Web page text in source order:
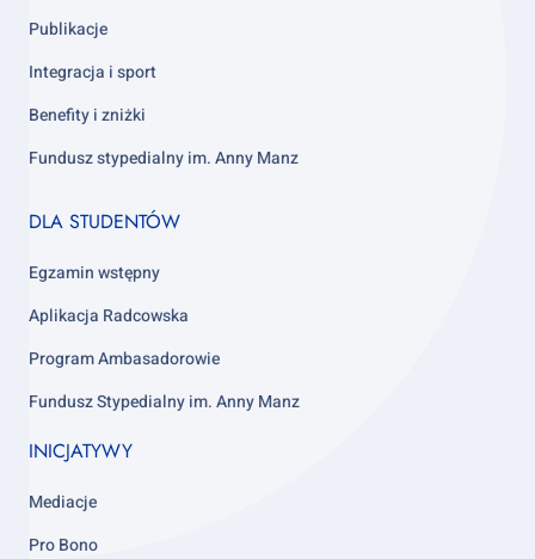
Publikacje
Integracja i sport
Benefity i zniżki
Fundusz stypedialny im. Anny Manz
Footer
4
DLA STUDENTÓW
Egzamin wstępny
Aplikacja Radcowska
Program Ambasadorowie
Fundusz Stypedialny im. Anny Manz
INICJATYWY
Mediacje
Pro Bono